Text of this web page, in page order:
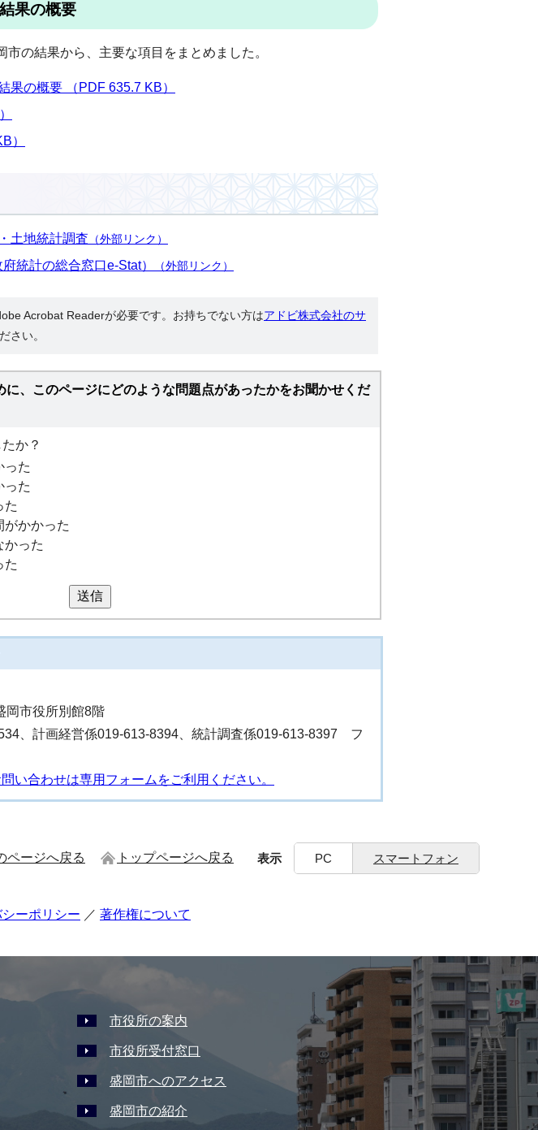
果の概要
の結果から、主要な項目をまとめました。
果の概要 （PDF 635.7 KB）
）
土地統計調査 （外部リンク）
統計の総合窓口e-Stat） （外部リンク）
Acrobat Readerが必要です。お持ちでない方はアドビ株式会社のサ
さい。
に、このページにどのような問題点があったかをお聞かせくだ
か？
った
った
た
がかかった
かった
た
送信
市役所別館8階
、計画経営係019-613-8394、統計調査係019-613-8397 フ
合わせは専用フォームをご利用ください。
ページへ戻る トップページへ戻る 表示 PC スマートフォン
ーポリシー 著作権について
市役所の案内
市役所受付窓口
盛岡市へのアクセス
盛岡市の紹介